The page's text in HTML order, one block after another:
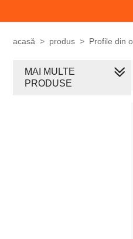
acasă > produs > Profile din
MAI MULTE
PRODUSE